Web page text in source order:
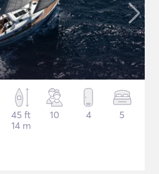
45 ft
14 m
10 4 5